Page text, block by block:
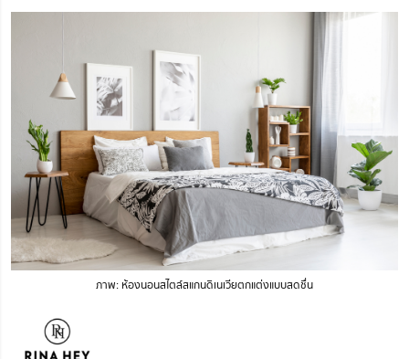
ภาพ: ห้องนอนสไตล์สแกนดิเนเวียตกแต่งแบบสดชื่น